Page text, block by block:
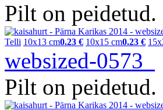
Pilt on peidetud.
Telli 10x13 cm0.23 € 10x15 cm0.23 €
websized-0573
Pilt on peidetud.